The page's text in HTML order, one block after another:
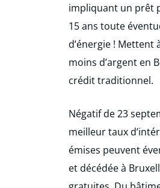
impliquant un prêt
15 ans toute
d’énergie !
moins d’argent en
crédit traditionnel.
Négatif de 23
meilleur taux
émises peuvent
et décédée à